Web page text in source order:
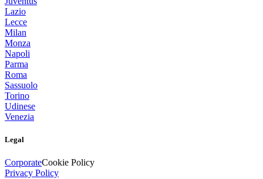
Lazio
Lecce
Milan
Monza
Napoli
Parma
Roma
Sassuolo
Torino
Udinese
Venezia
Legal
CorporateCookie Policy
Privacy Policy